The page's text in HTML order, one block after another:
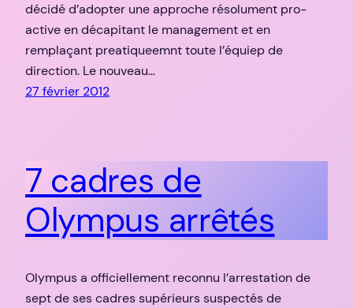
décidé d’adopter une approche résolument pro-
active en décapitant le management et en
remplaçant preatiqueemnt toute l’équiep de
direction. Le nouveau…
27 février 2012
7 cadres de
Olympus arrêtés
Olympus a officiellement reconnu l’arrestation de
sept de ses cadres supérieurs suspectés de